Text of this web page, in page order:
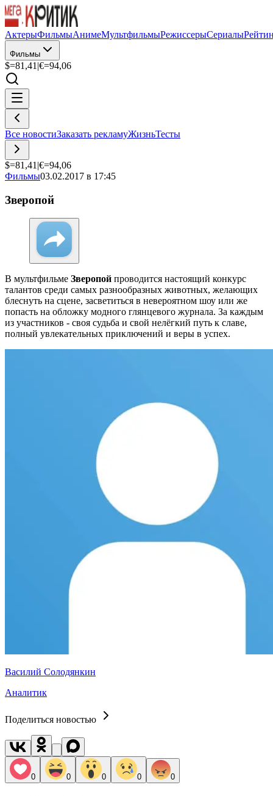
АктерыФильмыАнимеМультфильмыРежиссерыСериалы
Фильмы
$=81,41 |€=94,06
Все новостиЗаказать рекламуЖизньТесты
$=81,41 |€=94,06
Фильмы03.02.2017 в 17:45
Зверопой
В мультфильме Зверопой проводится настоящий конкурс
талантов среди самых разнообразных животных, желающих
блеснуть на сцене, засветиться в невероятном шоу или же
попасть на обложку модного глянцевого журнала. За каждым
из участников - своя судьба и свой нелёгкий путь к славе,
полный увлекательных приключений и веры в успех.
Василий Солодянкин
Аналитик
Поделиться новостью
0 0 0 0 0